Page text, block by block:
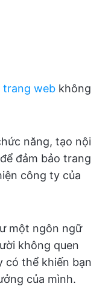
trang web không
năng, tạo nội
đảm bảo trang
công ty của
một ngôn ngữ
không quen
có thể khiến bạn
của mình.